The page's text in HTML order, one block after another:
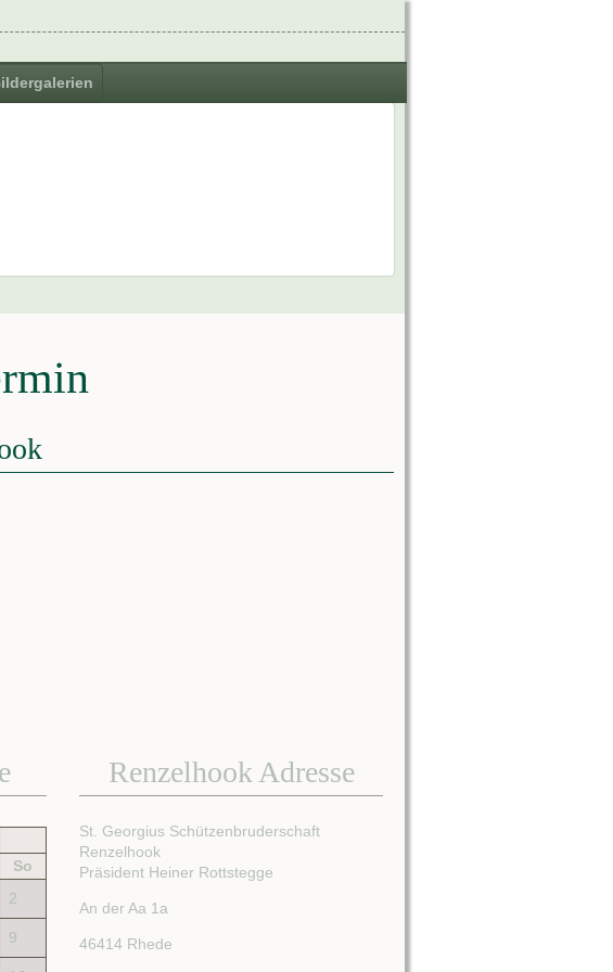
So
2
9
Renzelhook Adresse
St. Georgius Schützenbruderschaft
Renzelhook
Präsident Heiner Rottstegge
An der Aa 1a
46414 Rhede